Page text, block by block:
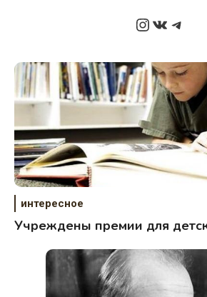
Instagram
интересное
Учреждены премии для